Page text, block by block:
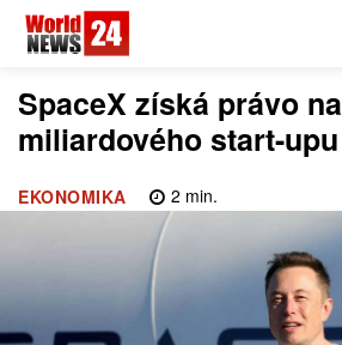
SpaceX získá právo
miliardového start-
EKONOMIKA 2 min.